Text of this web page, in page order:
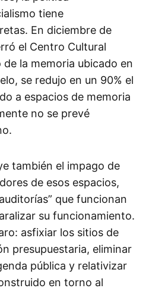
tiene
En diciembre de
el Centro Cultural
la memoria ubicado en
se redujo en un 90% el
a espacios de memoria
no se prevé
también el impago de
de esos espacios,
que funcionan
su funcionamiento.
asfixiar los sitios de
presupuestaria, eliminar
pública y relativizar
en torno al